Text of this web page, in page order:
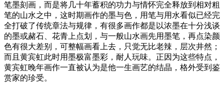
笔墨刻画，而是将几十年蓄积的功力与情怀完全释放到相对粗
笔的山水之中，这时期画作的墨与色，用笔与用水看似已经完
全打破了传统章法与规律，有很多画作都是以浓墨在十分浅谈
的墨或赭石、花青上点划，与一般山水画先用墨笔，再点染颜
色有很大差别，可整幅画看上去，只觉无比老辣，层次井然；
而且黄宾虹此时用墨极富墨彩，耐人玩味。正因为这些特点，
黄宾虹晚年画作一直被认为是他一生画艺的结晶，格外受到鉴
赏家的珍受。